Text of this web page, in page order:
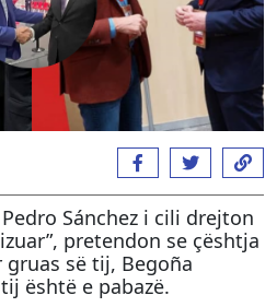
Sánchez i cili drejton
pretendon se çështja
së tij, Begoña
është e pabazë.